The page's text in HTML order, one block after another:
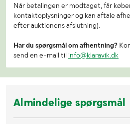
Når betalingen er modtaget, får
kontaktoplysninger og kan aftale
efter auktionens afslutning).
Har du spørgsmål om afhentning?
send en e-mail til info@klaravik.dk
Almindelige spørgsmål